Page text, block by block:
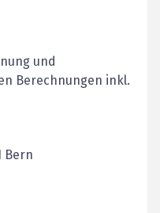
und
Berechnungen inkl.
Bern